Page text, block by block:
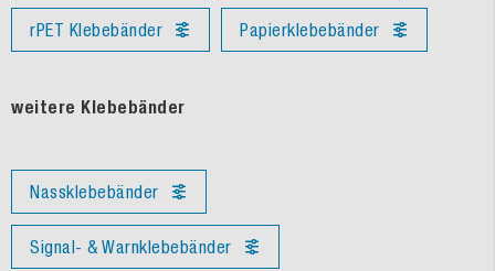
rPET Klebebänder Papierklebebänder
weitere Klebebänder
Nassklebebänder
Signal- & Warnklebebänder